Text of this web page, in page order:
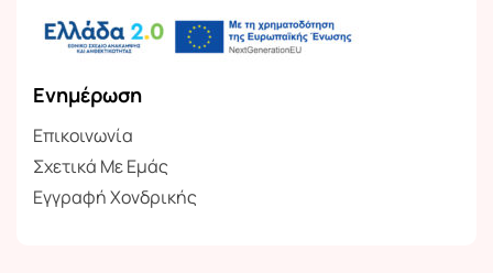
Ενημέρωση
Επικοινωνία
Σχετικά Με Εμάς
Εγγραφή Χονδρικής